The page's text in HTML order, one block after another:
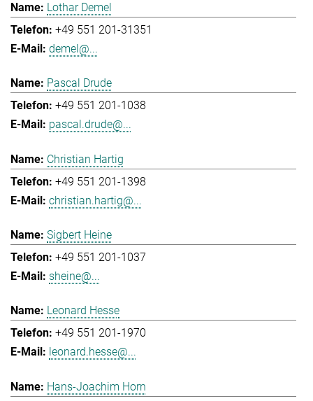
Lothar Demel
+49 551 201-31351
demel@...
Pascal Drude
+49 551 201-1038
pascal.drude@...
Christian Hartig
+49 551 201-1398
christian.hartig@...
Sigbert Heine
+49 551 201-1037
sheine@...
Leonard Hesse
+49 551 201-1970
leonard.hesse@...
Hans-Joachim Horn